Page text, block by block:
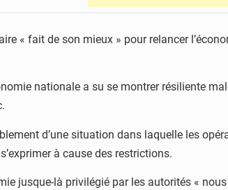
« fait de son mieux » pour relancer
nationale a su se montrer résiliente
d’une situation dans laquelle les
à cause des restrictions.
jusque-là privilégié par les autorités «